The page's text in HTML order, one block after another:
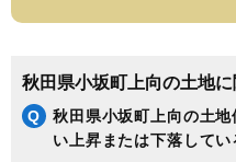
秋田県小坂町上向の土地
Q
秋田県小坂町上向の土
い上昇または下落してい